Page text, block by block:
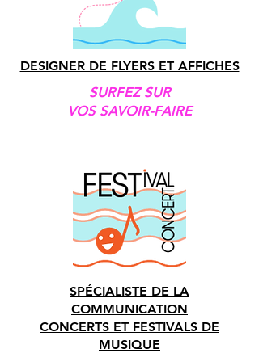
DESIGNER DE FLYERS ET AFFICHES
SURFEZ SUR
VOS SAVOIR-FAIRE
SPÉCIALISTE DE LA
COMMUNICATION
CONCERTS ET FESTIVALS DE
MUSIQUE